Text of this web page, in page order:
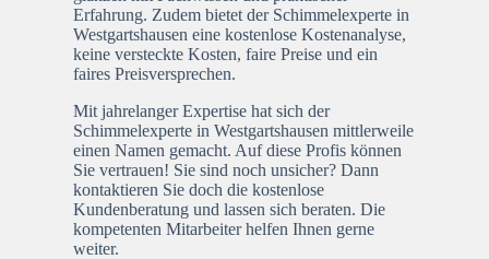
Erfahrung. Zudem bietet der Schimmelexperte in
Westgartshausen eine kostenlose Kostenanalyse,
keine versteckte Kosten, faire Preise und ein
faires Preisversprechen.
Mit jahrelanger Expertise hat sich der
Schimmelexperte in Westgartshausen mittlerweile
einen Namen gemacht. Auf diese Profis können
Sie vertrauen! Sie sind noch unsicher? Dann
kontaktieren Sie doch die kostenlose
Kundenberatung und lassen sich beraten. Die
kompetenten Mitarbeiter helfen Ihnen gerne
weiter.